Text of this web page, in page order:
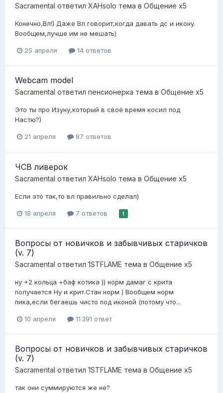
Sacramental ответил XAHsolo тема в Общение x5
Конечно,Вл!) Даже Вл говорит,когда давать дс и икону.
Вообщем,лучше им не мешать)
25 апреля 14 ответов
Webcam model
Sacramental ответил пенсионерка тема в Общение x5
Это ты про Изуну,который в своё время косил под
Настю?)
21 апреля 87 ответов
ЧСВ ливерок
Sacramental ответил XAHsolo тема в Общение x5
Если это так,то вл правильно сделал)
18 апреля 7 ответов 1
Вопросы от новичков и забывчивых старичков
(v. 7)
Sacramental ответил 1STFLAME тема в Общение x5
ну +2 кольца +баф котика )) норм дамаг с крита
получается Ну и крит.Стан норм ) Вообщем норм
пика,если бегаешь чисто под иконой (потому что...
10 апреля 11 391 ответ
Вопросы от новичков и забывчивых старичков
(v. 7)
Sacramental ответил 1STFLAME тема в Общение x5
так они суммируются же не?